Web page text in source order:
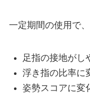
一定期間の使用で、
足指の接地がし
浮き指の比率に
姿勢スコアに変